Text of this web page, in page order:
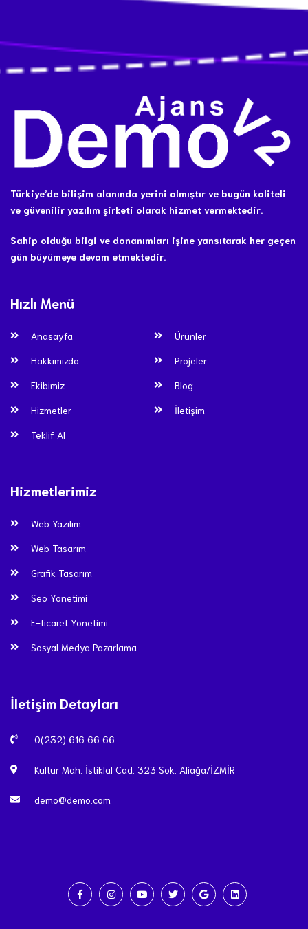
Türkiye’de bilişim alanında yerini almıştır ve bugün kaliteli
ve güvenilir yazılım şirketi olarak hizmet vermektedir.
Sahip olduğu bilgi ve donanımları işine yansıtarak her geçen
gün büyümeye devam etmektedir.
Hızlı Menü
Anasayfa
Hakkımızda
Ekibimiz
Hizmetler
Teklif Al
Ürünler
Projeler
Blog
İletişim
Hizmetlerimiz
Web Yazılım
Web Tasarım
Grafik Tasarım
Seo Yönetimi
E-ticaret Yönetimi
Sosyal Medya Pazarlama
İletişim Detayları
0(232) 616 66 66
Kültür Mah. İstiklal Cad. 323 Sok. Aliağa/İZMİR
demo@demo.com